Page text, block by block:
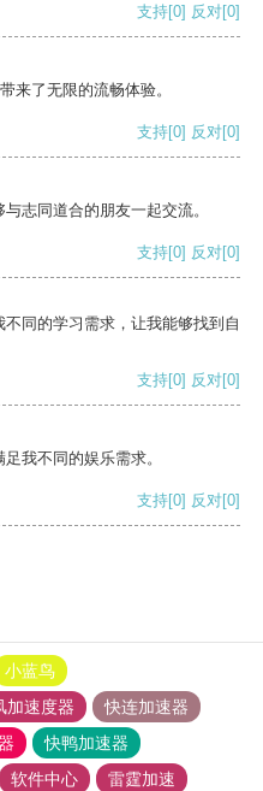
支持[0] 反对[0]
来了无限的流畅体验。
支持[0] 反对[0]
志同道合的朋友一起交流。
支持[0] 反对[0]
同的学习需求，让我能够找到自
支持[0] 反对[0]
我不同的娱乐需求。
支持[0] 反对[0]
小蓝鸟
加速度器
快连加速器
快鸭加速器
软件中心
雷霆加速